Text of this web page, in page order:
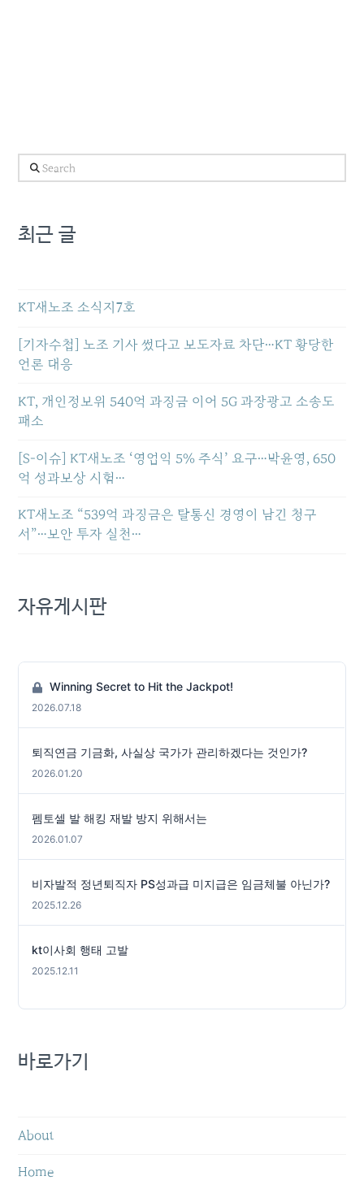
Search
최근 글
KT새노조 소식지7호
[기자수첩] 노조 기사 썼다고 보도자료 차단…KT 황당한
언론 대응
KT, 개인정보위 540억 과징금 이어 5G 과장광고 소송도
패소
[S-이슈] KT새노조 ‘영업익 5% 주식’ 요구…박윤영, 650
억 성과보상 시험…
KT새노조 “539억 과징금은 탈통신 경영이 남긴 청구
서”…보안 투자 실천…
자유게시판
Winning Secret to Hit the Jackpot!
2026.07.18
퇴직연금 기금화, 사실상 국가가 관리하겠다는 것인가?
2026.01.20
펨토셀 발 해킹 재발 방지 위해서는
2026.01.07
비자발적 정년퇴직자 PS성과급 미지급은 임금체불 아닌가?
2025.12.26
kt이사회 행태 고발
2025.12.11
바로가기
About
Home